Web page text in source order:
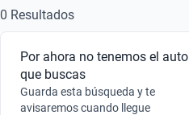
Busca por modelo
Busca por versión
Busca por año
0 Resultados
Por ahora no tenemos el auto
que buscas
Guarda esta búsqueda y te
avisaremos cuando llegue